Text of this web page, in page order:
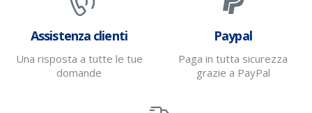
Assistenza clienti
Una risposta a tutte le tue
domande
Paypal
Paga in tutta sicurezza
grazie a PayPal